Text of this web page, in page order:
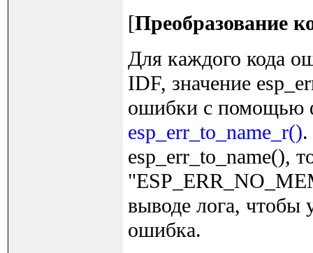
[Преобразование
Для каждого кода
IDF, значение
ошибки с помощью
esp_err_to_name_r()
esp_err_to_name(),
выводе лога, чтобы
ошибка.